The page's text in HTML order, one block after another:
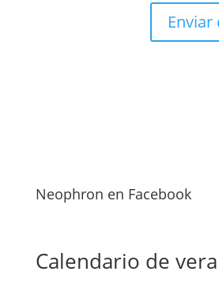
Neophron en Facebook
Calendario de